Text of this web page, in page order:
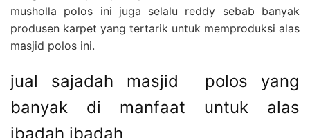
musholla polos ini juga selalu reddy sebab banyak
produsen karpet yang tertarik untuk memproduksi alas
masjid polos ini.
jual sajadah masjid polos yang
banyak di manfaat untuk alas
ibadah ibadah